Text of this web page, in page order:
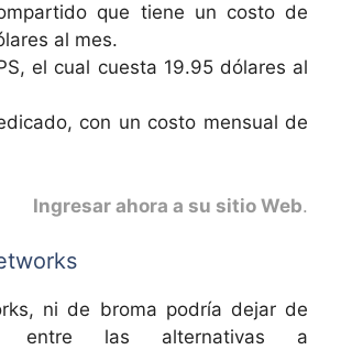
que tiene un costo de
al mes.
el cual cuesta 19.95 dólares al
con un costo mensual de
Ingresar ahora a su sitio Web.
ni de broma podría dejar de
entre las alternativas a